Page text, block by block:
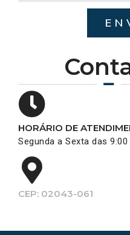
HORÁRIO DE
Segunda a Sexta das 9:00
CEP: 02043-061